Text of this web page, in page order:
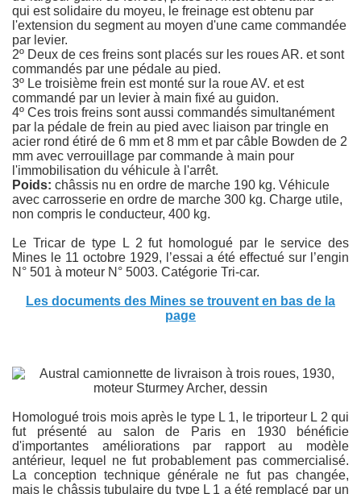
qui est solidaire du moyeu, le freinage est obtenu par
l'extension du segment au moyen d'une came commandée
par levier.
2º Deux de ces freins sont placés sur les roues AR. et sont
commandés par une pédale au pied.
3º Le troisième frein est monté sur la roue AV. et est
commandé par un levier à main fixé au guidon.
4º Ces trois freins sont aussi commandés simultanément
par la pédale de frein au pied avec liaison par tringle en
acier rond étiré de 6 mm et 8 mm et par câble Bowden de 2
mm avec verrouillage par commande à main pour
l'immobilisation du véhicule à l'arrêt.
Poids: châssis nu en ordre de marche 190 kg. Véhicule
avec carrosserie en ordre de marche 300 kg. Charge utile,
non compris le conducteur, 400 kg.
Le Tricar de type L 2 fut homologué par le service des
Mines le 11 octobre 1929, l’essai a été effectué sur l’engin
N° 501 à moteur N° 5003. Catégorie Tri-car.
Les documents des Mines se trouvent en bas de la
page
Homologué trois mois après le type L 1, le triporteur L 2 qui
fut présenté au salon de Paris en 1930 bénéficie
d'importantes améliorations par rapport au modèle
antérieur, lequel ne fut probablement pas commercialisé.
La conception technique générale ne fut pas changée,
mais le châssis tubulaire du type L 1 a été remplacé par un